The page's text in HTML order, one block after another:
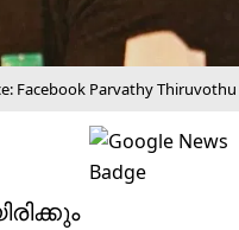
Facebook Parvathy Thiruvothu